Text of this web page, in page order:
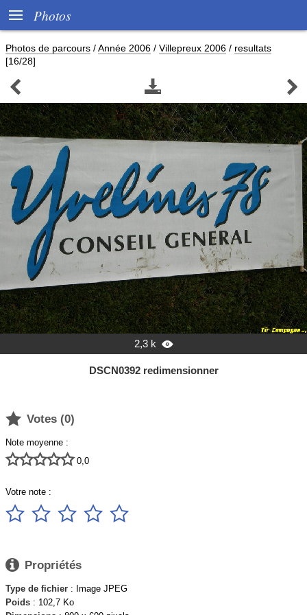
 Photos
Photos de parcours /Année 2006 / Villepreux 2006 / resultats
[16/28]
  
2,3 k 
DSCN0392 redimensionner
 Votes (0)
Note moyenne :
 0,0
Votre note :
    
 Propriétés
Type de fichier : Image JPEG
Poids : 102,7 Ko